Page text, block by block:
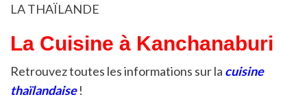
LA THAÏLANDE
La Cuisine à Kanchanaburi
Retrouvez toutes les informations sur la cuisine
thaïlandaise!